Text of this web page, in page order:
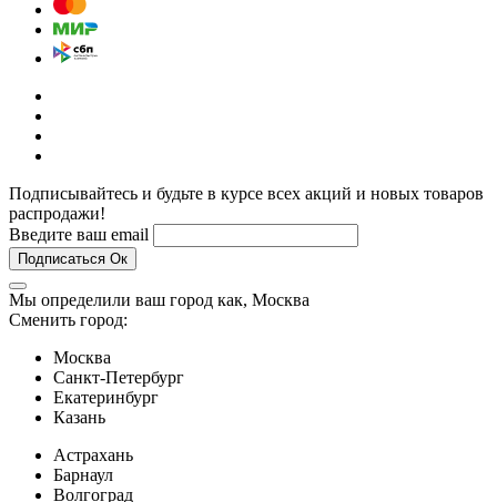
Подписывайтесь и будьте в курсе всех акций и новых товаров
распродажи!
Введите ваш email
Подписаться Ок
Мы определили ваш город как, Москва
Сменить город:
Москва
Санкт-Петербург
Екатеринбург
Казань
Астрахань
Барнаул
Волгоград